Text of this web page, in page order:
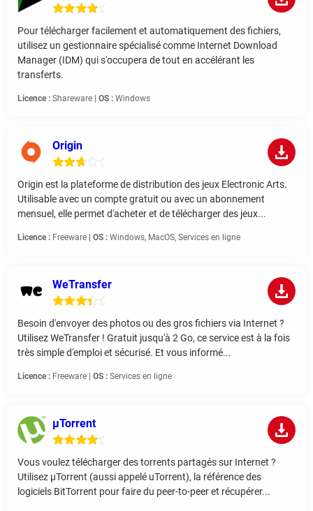
Pour télécharger facilement et automatiquement des fichiers,
utilisez un gestionnaire spécialisé comme Internet Download
Manager (IDM) qui s'occupera de tout en accélérant les
transferts.
Licence : Shareware | OS : Windows
Origin
Origin est la plateforme de distribution des jeux Electronic Arts.
Utilisable avec un compte gratuit ou avec un abonnement
mensuel, elle permet d'acheter et de télécharger des jeux...
Licence : Freeware | OS : Windows, MacOS, Services en ligne
WeTransfer
Besoin d'envoyer des photos ou des gros fichiers via Internet ?
Utilisez WeTransfer ! Gratuit jusqu'à 2 Go, ce service est à la fois
très simple d'emploi et sécurisé. Et vous informé...
Licence : Freeware | OS : Services en ligne
µTorrent
Vous voulez télécharger des torrents partagés sur Internet ?
Utilisez µTorrent (aussi appelé uTorrent), la référence des
logiciels BitTorrent pour faire du peer-to-peer et récupérer...